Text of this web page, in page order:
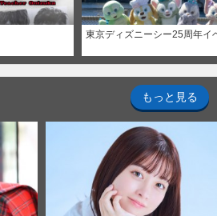
東京ディズニーシー25周年イ
もっと見る